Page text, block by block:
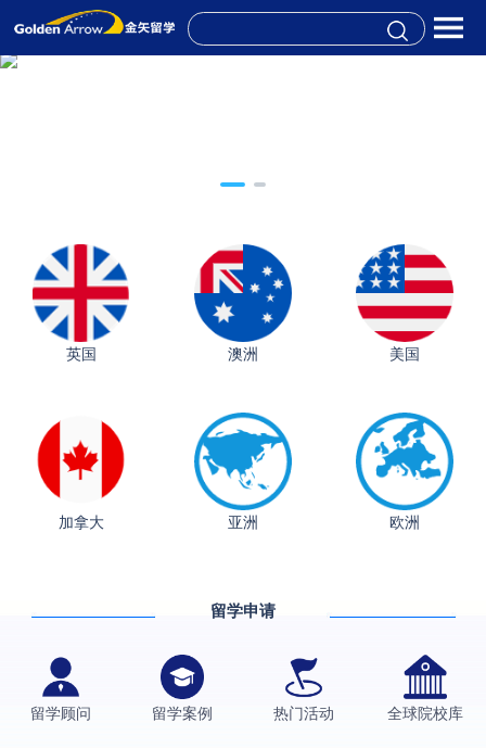
英国 澳洲 美国
加拿大 亚洲 欧洲
留学申请
留学顾问 留学案例 热门活动 全球院校库
从上海财大2+2到谢菲尔德：低均分逆袭QS百强金
伯明翰大学数字媒体与创意产业硕士录取案例
西南财经大学投资学背景，成功斩获英国名校多份